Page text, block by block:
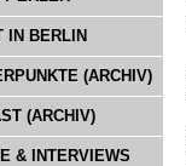
IN BERLIN
(ARCHIV)
(ARCHIV)
& INTERVIEWS